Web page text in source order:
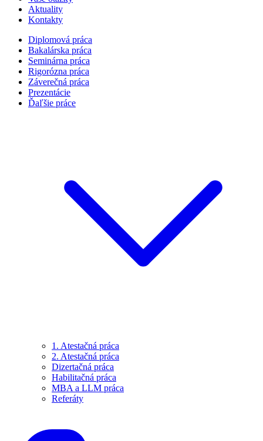
Aktuality
Kontakty
Diplomová práca
Bakalárska práca
Seminárna práca
Rigorózna práca
Záverečná práca
Prezentácie
Ďaľšie práce
1. Atestačná práca
2. Atestačná práca
Dizertačná práca
Habilitačná práca
MBA a LLM práca
Referáty